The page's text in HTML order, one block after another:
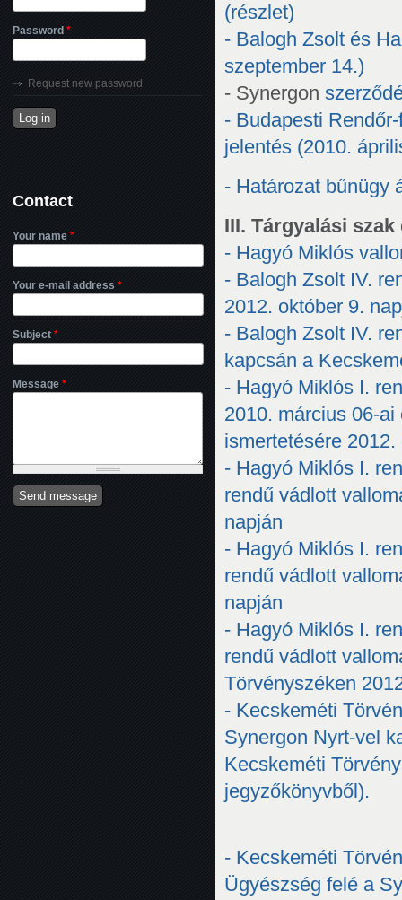
(részlet)
- Balogh Zsolt és
szeptember 14.)
- Synergon
- Budapesti
jelentés (2010.
- Határozat bűnügy
III. Tárgyalási
- Hagyó Miklós
- Balogh Zsolt IV.
2012. október 9.
- Balogh Zsolt IV.
kapcsán a
- Hagyó Miklós I.
2010. március 06-
ismertetésére
- Hagyó Miklós I.
rendű vádlott
napján
- Hagyó Miklós I.
rendű vádlott
napján
- Hagyó Miklós I.
rendű vádlott
Törvényszéken
- Kecskeméti
Synergon Nyrt-vel
Kecskeméti
jegyzőkönyvből).
- Kecskeméti
Ügyészség felé a
Password *
Request new password
Contact
Your name *
Your e-mail address *
Subject *
Message *